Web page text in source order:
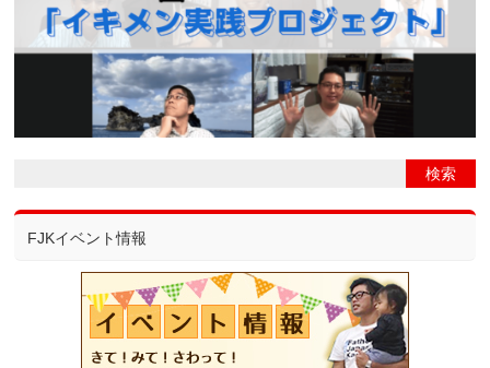
FJKイベント情報